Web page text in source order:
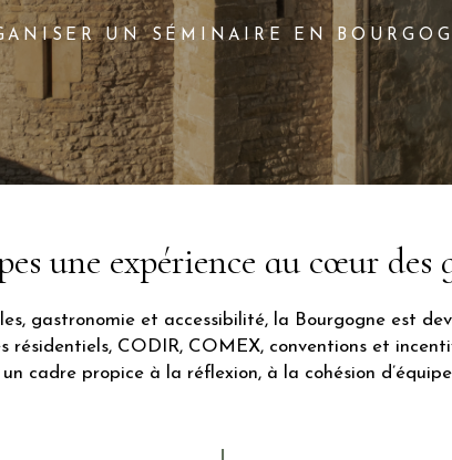
UN SÉMINAIRE EN
une expérience au cœur des
gastronomie et accessibilité, la Bourgogne est
résidentiels, CODIR, COMEX, conventions et
cadre propice à la réflexion, à la cohésion